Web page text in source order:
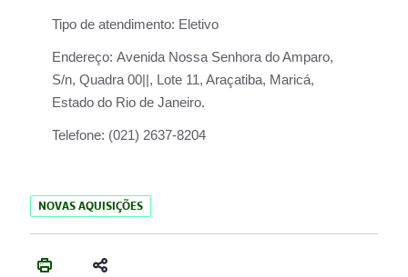
Tipo de atendimento: Eletivo
Endereço: Avenida Nossa Senhora do Amparo,
S/n, Quadra 00||, Lote 11, Araçatiba, Maricá,
Estado do Rio de Janeiro.
Telefone: (021) 2637-8204
NOVAS AQUISIÇÕES